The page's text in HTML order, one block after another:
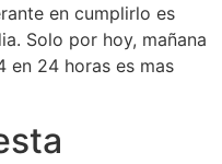
en cumplirlo es
Solo por hoy, mañana
en 24 horas es mas